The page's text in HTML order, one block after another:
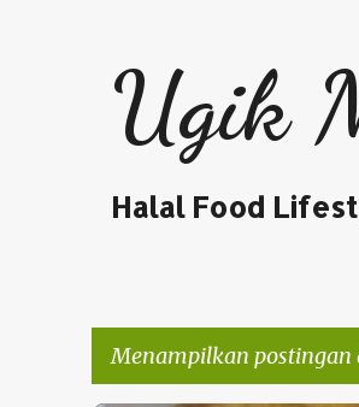
Ugik
Halal Food
Menampilkan postingan